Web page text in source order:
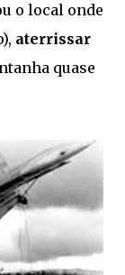
o local onde
aterrissar
quase